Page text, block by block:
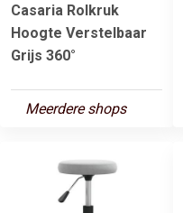
Casaria Rolkruk
Hoogte Verstelbaar
Grijs 360°
Meerdere shops